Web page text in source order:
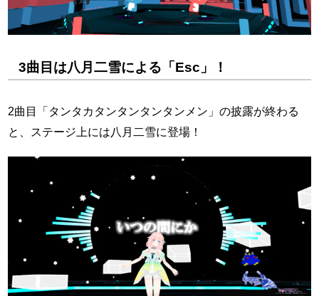
3曲目は八月二雪による「Esc」！
2曲目「タンタカタンタンタンタンメン」の披露が終わる
と、ステージ上には八月二雪に登場！